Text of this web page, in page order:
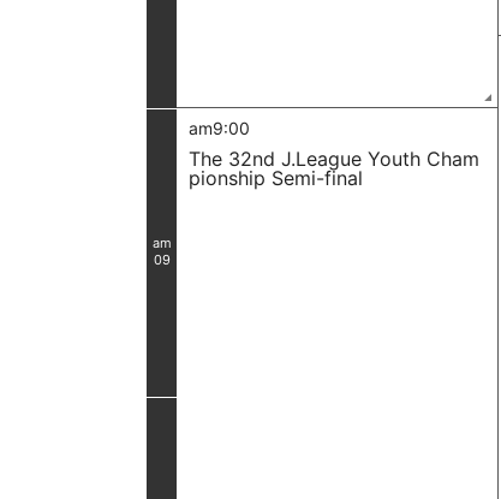
am
09
am9:00
The 32nd J.League Youth Cham
pionship Semi-final